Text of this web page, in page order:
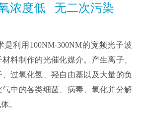
浓度低 无二次污染
利用100NM-300NM的宽频光子波
料制作的光催化媒介。产生离子、
过氧化氢、羟自由基以及大量的负
中的各类细菌、病毒、氧化并分解
。